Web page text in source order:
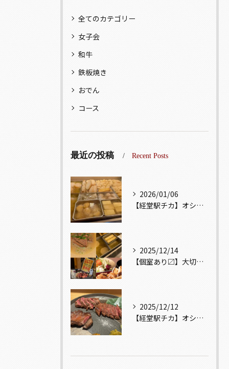
全てのカテゴリー
女子会
和牛
鉄板焼き
おでん
コース
最近の投稿 Recent Posts
2026/01/06
【経堂駅チカ】オシャレ居酒屋🏮出汁が美味しいおでんがオススメ...
2025/12/14
【個室あり〼】大切な記念日、お祝い事でのご来店ぜひお待ちして...
2025/12/12
【経堂駅チカ】オシャレ居酒屋🏮自慢のお肉が楽しめる🐃お得なコ...